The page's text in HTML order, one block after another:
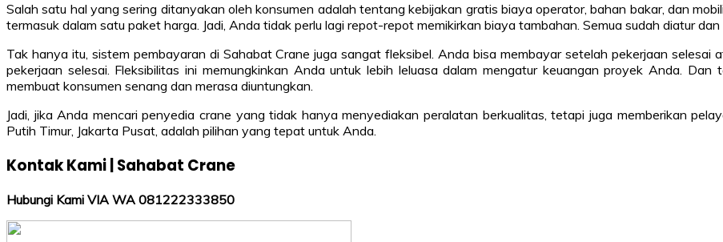
Salah satu hal yang sering ditanyakan oleh konsumen adalah tentang kebijakan gratis biaya operator, bahan bakar, dan
termasuk dalam satu paket harga. Jadi, Anda tidak perlu lagi repot-repot memikirkan biaya tambahan. Semua sudah diatur
Tak hanya itu, sistem pembayaran di Sahabat Crane juga sangat fleksibel. Anda bisa membayar setelah pekerjaan
pekerjaan selesai. Fleksibilitas ini memungkinkan Anda untuk lebih leluasa dalam mengatur keuangan proyek Anda.
membuat konsumen senang dan merasa diuntungkan.
Jadi, jika Anda mencari penyedia crane yang tidak hanya menyediakan peralatan berkualitas, tetapi juga memberikan
Putih Timur, Jakarta Pusat, adalah pilihan yang tepat untuk Anda.
Kontak Kami | Sahabat Crane
Hubungi Kami VIA WA 081222333850